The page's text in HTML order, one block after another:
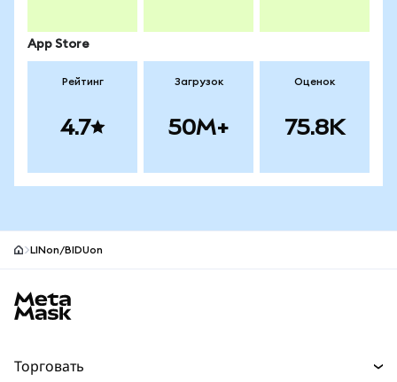
App Store
Рейтинг
4.7
Загрузок
50M+
Оценок
75.8K
LINon/BIDUon
Торговать